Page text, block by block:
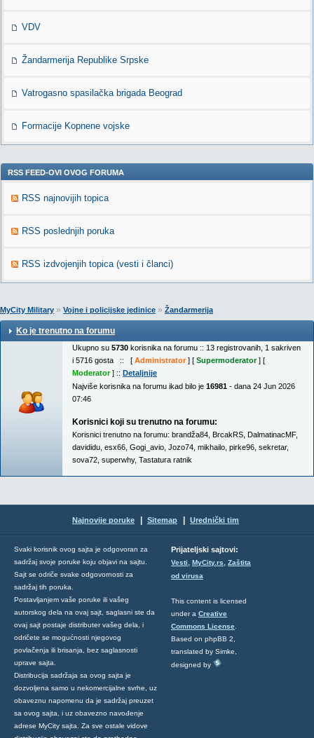
VDV
Žandarmerija Republike Srpske
Vatrogasno spasilačka brigada Beograd
Formacije Kopnene vojske
RSS FEED-OVI OVOG FORUMA
RSS najnovijih topica
RSS poslednjih poruka
RSS izdvojenjih topica (vesti i članci)
MyCity Military » Vojne i policijske jedinice » Žandarmerija
Ko je trenutno na forumu
Ukupno su 5730 korisnika na forumu :: 13 registrovanih, 1 sakriven
i 5716 gosta :: [ Administrator] [ Supermoderator] [
Moderator] :: Detaljnije
Najviše korisnika na forumu ikad bilo je 16981 - dana 24 Jun 2026
07:46
Korisnici koji su trenutno na forumu:
Korisnici trenutno na forumu: brandža84 BrcakRS DalmatinacMF,
davididu esx66 Gogi_avio Jozo74 mikhailo pirke96 sekretar,
sova72 superwhy, Tastatura ratnik
Najnovije poruke Sitemap Urednički tim
Svaki korisnik ovog sajta je odgovoran za
sadržaj svoje poruke koju objavi na sajtu.
Sajt se odriče svake odgovornosti za
sadržaj tih poruka.
Postavljanjem vaše poruke ili vašeg
autorskog dela na ovaj sajt, saglasni ste da
ovaj sajt postaje distributer vašeg dela, i
odričete se mogućnosti njegovog
povlačenja ili brisanja, bez saglasnosti
uprave sajta.
Distribucija sadržaja sa ovog sajta je
dozvoljena samo u nekomercijalne svrhe, uz
obaveznu napomenu da je sadržaj preuzet
sa ovog sajta, i uz obavezno navođenje
adrese MyCity sajta. Za sve ostale vidove
Prijateljski sajtovi:
Vesti, MyCity.rs, Zaštita
od virusa
This content is licensed
under a Creative
Commons License
Based on phpBB 2,
translated by Simke,
designed by